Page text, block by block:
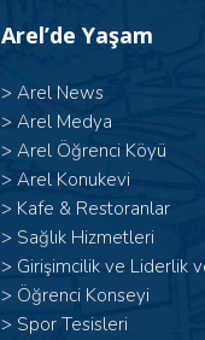
Arel’de Yaşam
> Arel News
> Arel Medya
> Arel Öğrenci Köyü
> Arel Konukevi
> Kafe & Restoranlar
> Sağlık Hizmetleri
> Girişimcilik ve Liderlik
> Öğrenci Konseyi
> Spor Tesisleri